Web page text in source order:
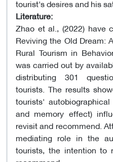
tourist's desires and his
Literature:
Zhao et al., (2022) have
Reviving the Old Dream:
Rural Tourism in
was carried out by
distributing 301
tourists. The results
tourists'
and memory effect)
revisit and recommend.
mediating role in the
tourists, the intention